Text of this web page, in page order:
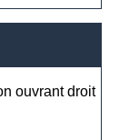
ouvrant droit